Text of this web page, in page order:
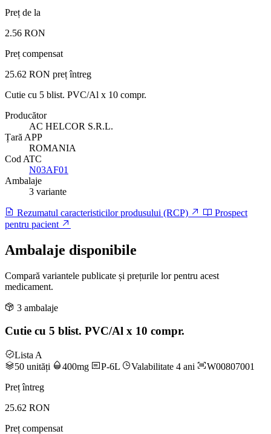
Preț de la
2.56 RON
Preț compensat
25.62 RON preț întreg
Cutie cu 5 blist. PVC/Al x 10 compr.
Producător
AC HELCOR S.R.L.
Țară APP
ROMANIA
Cod ATC
N03AF01
Ambalaje
3 variante
Rezumatul caracteristicilor produsului (RCP)
Prospect
pentru pacient
Ambalaje disponibile
Compară variantele publicate și prețurile lor pentru acest
medicament.
3 ambalaje
Cutie cu 5 blist. PVC/Al x 10 compr.
Lista A
50 unități
400mg P-6L Valabilitate 4 ani
W00807001
Preț întreg
25.62 RON
Preț compensat